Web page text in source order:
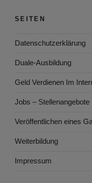
SEITEN
Datenschutzerklärung
Duale-Ausbildung
Geld Verdienen Im
Jobs – Stellenangebote
Veröffentlichen eines
Weiterbildung
Impressum